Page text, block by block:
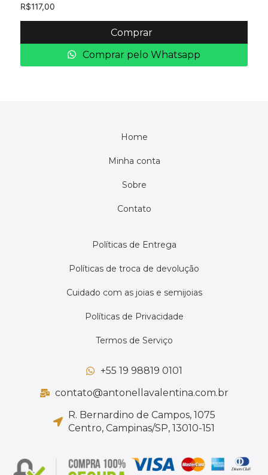
R$117,00
Comprar
Comprar pelo Whatsapp
Home
Minha conta
Sobre
Contato
Políticas de Entrega
Políticas de troca de devolução
Cuidado com as joias e semijoias
Políticas de Privacidade
Termos de Serviço
+55 19 98819 0101
contato@antonellavalentina.com.br
R. Bernardino de Campos, 1075
Centro, Campinas/SP, 13010-151